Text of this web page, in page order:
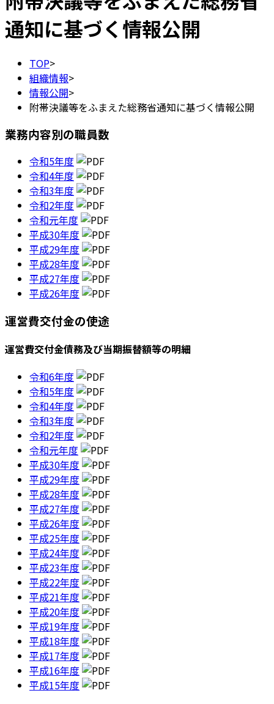
通知に基づく情報公開
TOP>
組織情報>
情報公開>
附帯決議等をふまえた総務省通知に基づく情報公開
業務内容別の職員数
令和5年度
令和4年度
令和3年度
令和2年度
令和元年度
平成30年度
平成29年度
平成28年度
平成27年度
平成26年度
運営費交付金の使途
運営費交付金債務及び当期振替額等の明細
令和6年度
令和5年度
令和4年度
令和3年度
令和2年度
令和元年度
平成30年度
平成29年度
平成28年度
平成27年度
平成26年度
平成25年度
平成24年度
平成23年度
平成22年度
平成21年度
平成20年度
平成19年度
平成18年度
平成17年度
平成16年度
平成15年度